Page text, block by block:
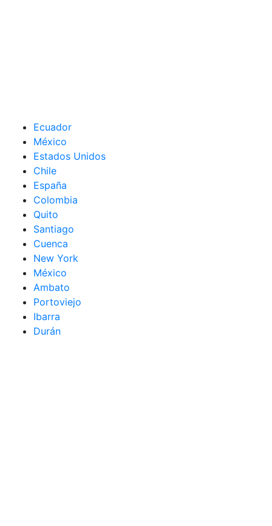
Ecuador
México
Estados Unidos
Chile
España
Colombia
Quito
Santiago
Cuenca
New York
México
Ambato
Portoviejo
Ibarra
Durán